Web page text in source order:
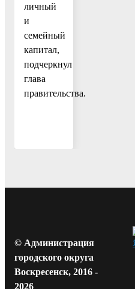
личный
и
семейный
капитал,
подчеркнул
глава
правительства.
© Администрация
городского округа
Воскресенск, 2016 -
2026